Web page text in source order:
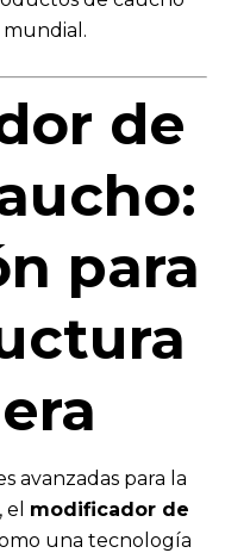
mundial.
de
para
avanzadas para la
modificador de
una tecnología